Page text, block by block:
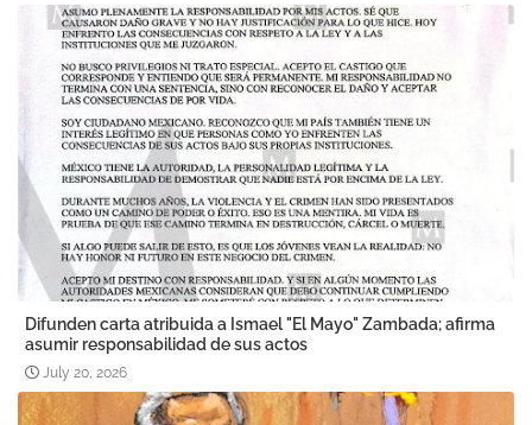
Difunden carta atribuida a Ismael "El Mayo" Zambada; afirma
asumir responsabilidad de sus actos
July 20, 2026